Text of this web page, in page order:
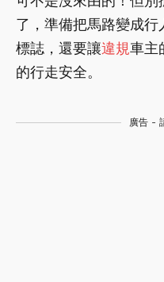
了，準備把馬路變成
標誌，還要讓違規車主
的行走安全。
廣告 -